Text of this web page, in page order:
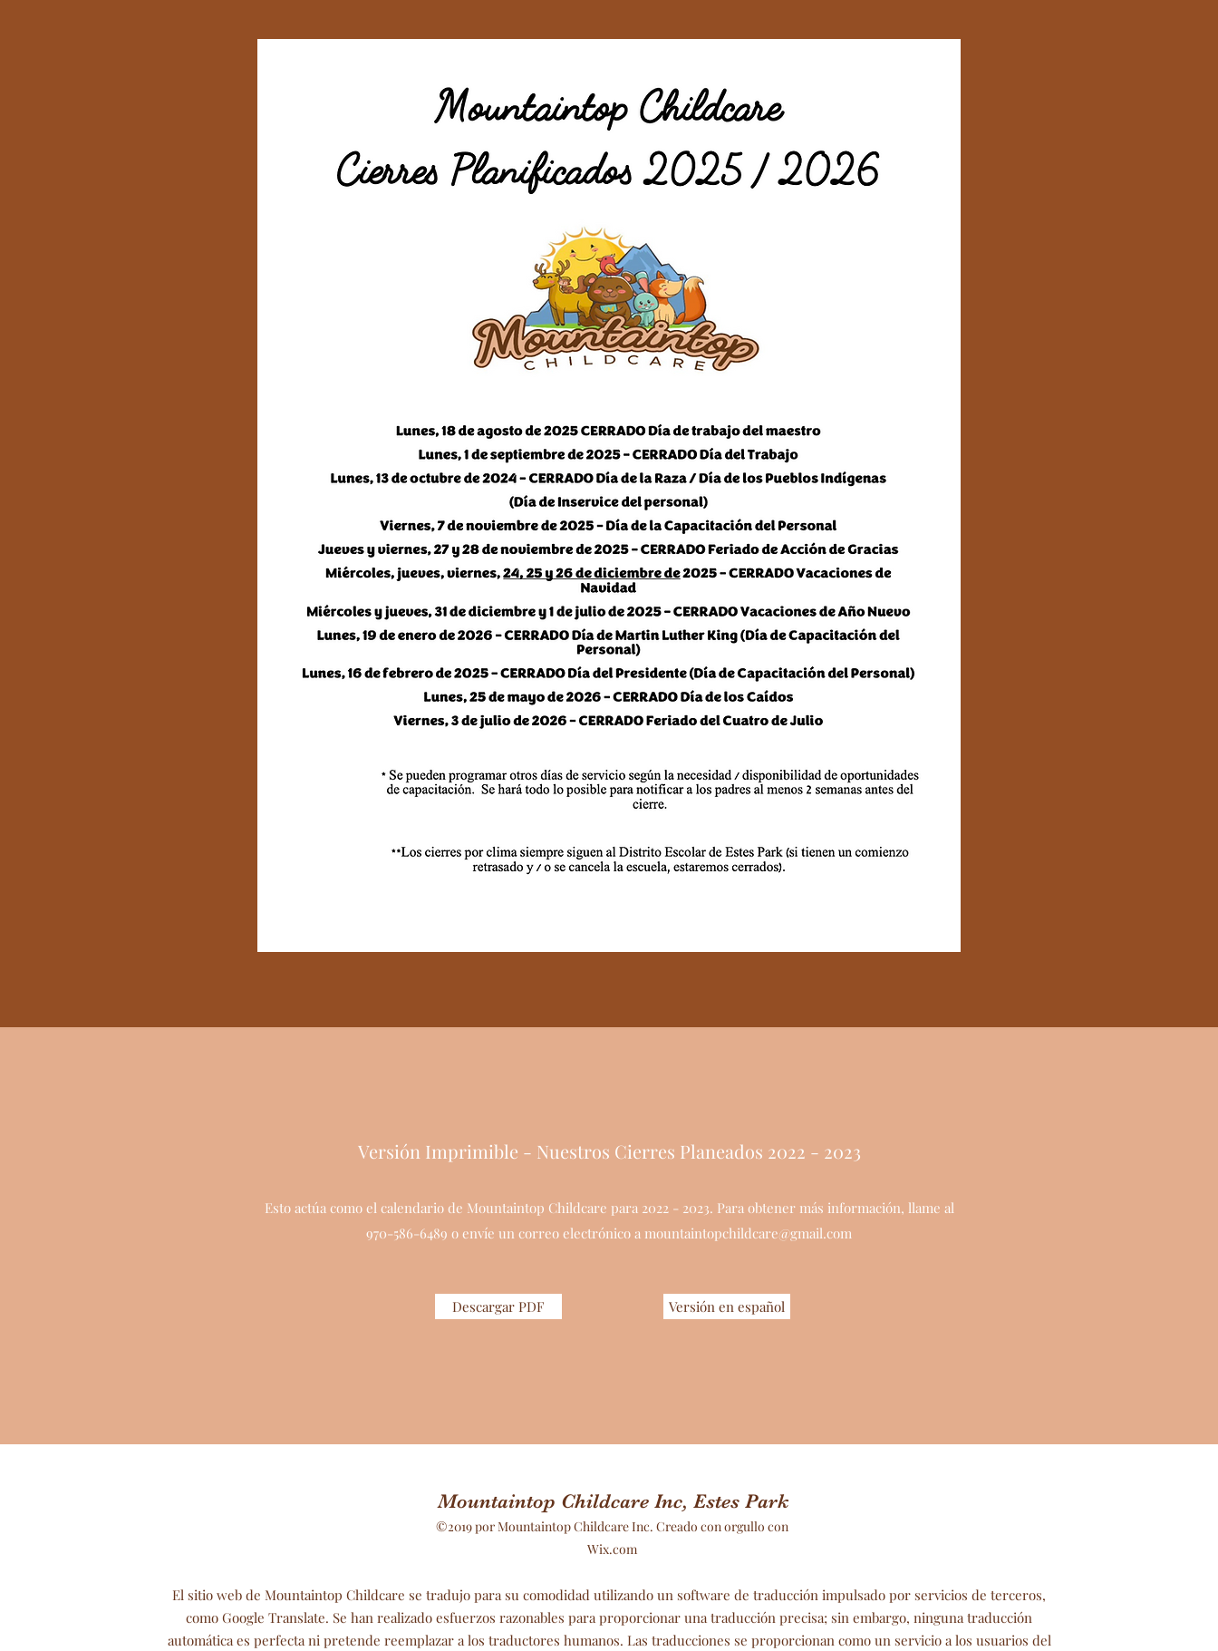
Versión Imprimible - Nuestros Cierres Planeados 2022 - 2023
Esto actúa como el calendario de Mountaintop Childcare para 2022 - 2023. Para obtener más información, llame al
970-586-6489 o envíe un correo electrónico a mountaintopchildcare@gmail.com
Descargar PDF Versión en español
Mountaintop Childcare Inc, Estes Park
©2019 por Mountaintop Childcare Inc. Creado con orgullo con
Wix.com
El sitio web de Mountaintop Childcare se tradujo para su comodidad utilizando un software de traducción impulsado por servicios de terceros,
como Google Translate. Se han realizado esfuerzos razonables para proporcionar una traducción precisa; sin embargo, ninguna traducción
automática es perfecta ni pretende reemplazar a los traductores humanos. Las traducciones se proporcionan como un servicio a los usuarios del